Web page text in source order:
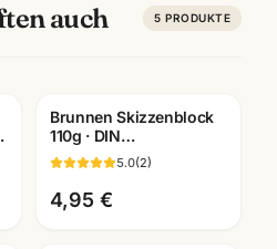
auch 5 PRODUKTE
Brunnen Skizzenblock
110g · DIN
A2/A3/A4/A5/A6
wählbar ·
Künstlerbedarf
Mannheim
5.0(2)
4,95 €